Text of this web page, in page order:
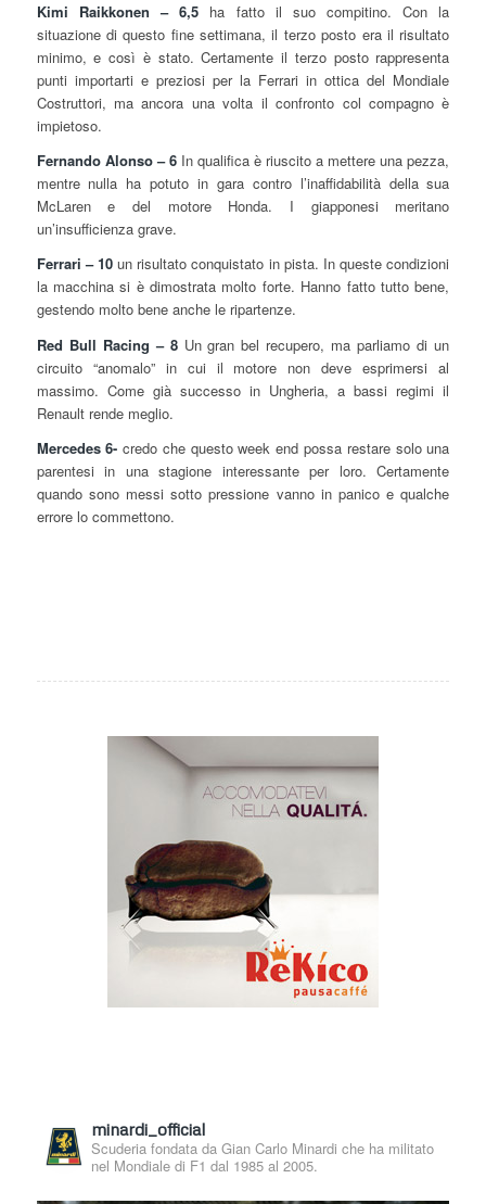
Kimi Raikkonen – 6,5 ha fatto il suo compitino. Con la
situazione di questo fine settimana, il terzo posto era il risultato
minimo, e così è stato. Certamente il terzo posto rappresenta
punti importarti e preziosi per la Ferrari in ottica del Mondiale
Costruttori, ma ancora una volta il confronto col compagno è
impietoso.
Fernando Alonso – 6In qualifica è riuscito a mettere una pezza,
mentre nulla ha potuto in gara contro l’inaffidabilità della sua
McLaren e del motore Honda. I giapponesi meritano
un’insufficienza grave.
Ferrari – 10un risultato conquistato in pista. In queste condizioni
la macchina si è dimostrata molto forte. Hanno fatto tutto bene,
gestendo molto bene anche le ripartenze.
Red Bull Racing – 8Un gran bel recupero, ma parliamo di un
circuito “anomalo” in cui il motore non deve esprimersi al
massimo. Come già successo in Ungheria, a bassi regimi il
Renault rende meglio.
Mercedes 6- credo che questo week end possa restare solo una
parentesi in una stagione interessante per loro. Certamente
quando sono messi sotto pressione vanno in panico e qualche
errore lo commettono.
minardi_official
Scuderia fondata da Gian Carlo Minardi che ha militato
nel Mondiale di F1 dal 1985 al 2005.